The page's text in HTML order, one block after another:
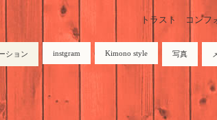
トラスト コンフ
ション instgram Kimono style 写真